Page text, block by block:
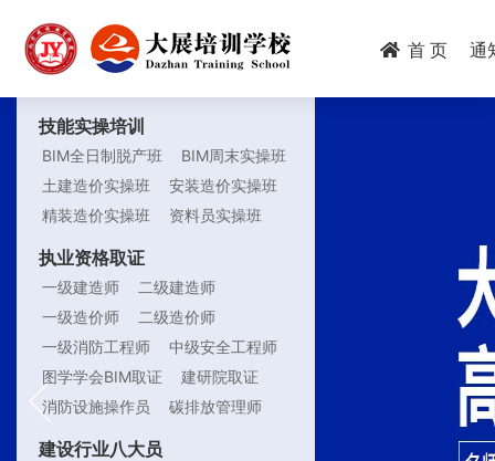
主
首 页 通
技能实操培训
技
能
培
训
BIM全日制脱产班
BIM周末实操班
土建造价实操班
安装造价实操班
精装造价实操班
资料员实操班
执业资格取证
注
册
资
格
一级建造师
二级建造师
一级造价师
二级造价师
一级消防工程师
中级安全工程师
图学学会BIM取证
建研院取证
消防设施操作员
碳排放管理师
建设行业八大员